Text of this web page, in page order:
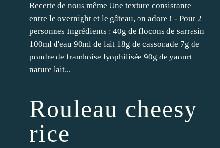
Recette de nous même Une texture consistante
entre le overnight et le gâteau, on adore ! - Pour 2
personnes Ingrédients : 40g de flocons de sarrasin
100ml d'eau 90ml de lait 18g de cassonade 7g de
poudre de framboise lyophilisée 90g de yaourt
nature lait...
Rouleau cheesy
rice